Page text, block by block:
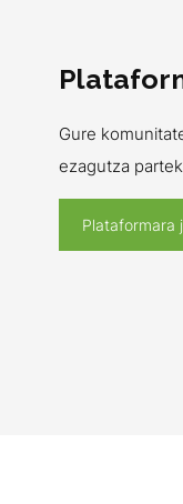
Gure
ezagutza
Plataformara